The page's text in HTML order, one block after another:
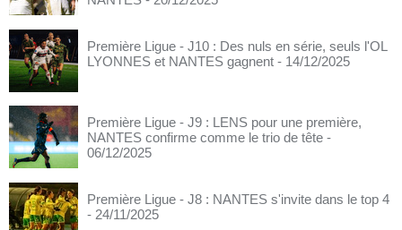
Première Ligue - J10 : Des nuls en série, seuls l'OL
LYONNES et NANTES gagnent - 14/12/2025
Première Ligue - J9 : LENS pour une première,
NANTES confirme comme le trio de tête -
06/12/2025
Première Ligue - J8 : NANTES s'invite dans le top 4
- 24/11/2025